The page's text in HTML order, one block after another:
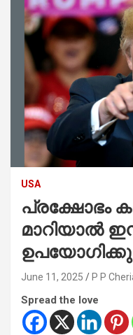
USA
പ്രക്ഷോഭം
മാറിയാല്‍
June 11, 2025 P P
Spread the love